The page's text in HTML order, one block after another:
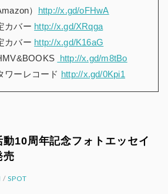
） http://x.gd/oFHwA
カバー http://x.gd/XRqga
カバー http://x.gd/K16aG
http://x.gd/m8tBo
ワーレコード http://x.gd/0Kpi1
10周年記念フォトエッセイ
売
/SPOT